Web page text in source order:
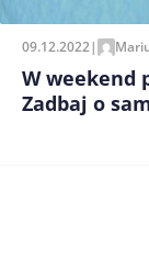
09.12.2022|
W weekend
Zadbaj o